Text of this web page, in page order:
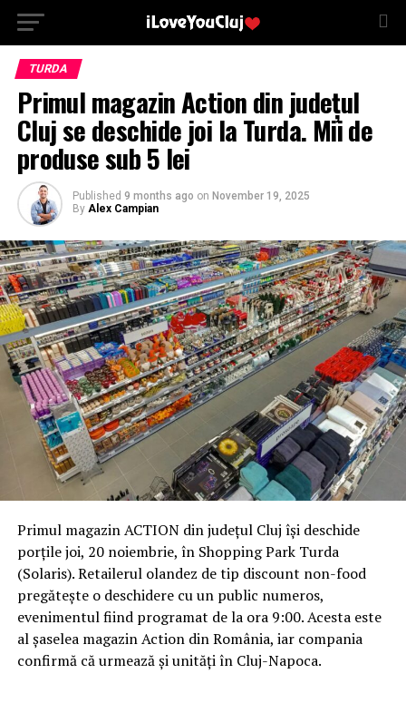
TURDA
Primul magazin Action din județul
Cluj se deschide joi la Turda. Mii de
produse sub 5 lei
Published 9 months ago on November 19, 2025
By Alex Campian
Primul magazin ACTION din județul Cluj își deschide
porțile joi, 20 noiembrie, în Shopping Park Turda
(Solaris). Retailerul olandez de tip discount non-food
pregătește o deschidere cu un public numeros,
evenimentul fiind programat de la ora 9:00. Acesta este
al șaselea magazin Action din România, iar compania
confirmă că urmează și unități în Cluj-Napoca.